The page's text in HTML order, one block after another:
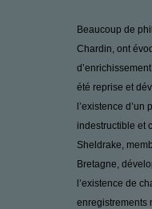
Beaucoup de
Chardin, ont
été reprise et
l’existence
indestructible et
Sheldrake,
Bretagne,
l’existence de
enregistrements